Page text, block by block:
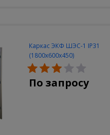
Каркас ЭКФ ШЭС-1 IP31
(1800х600х450)
По запросу